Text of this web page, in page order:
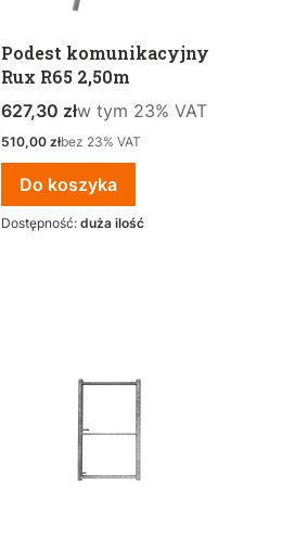
Podest komunikacyjny
Rux R65 2,50m
Cena brutto
627,30 złw tym %s VAT
w tym 23% VAT
Cena netto
510,00 złbez 23% VAT
Do koszyka
Dostępność: duża ilość